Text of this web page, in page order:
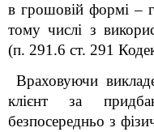
в грошовій формі –
тому числі з
(п. 291.6 ст. 291
Враховуючи
клієнт за
безпосередньо з